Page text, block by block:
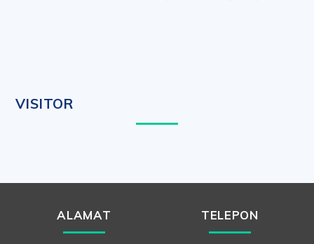
VISITOR
ALAMAT TELEPON